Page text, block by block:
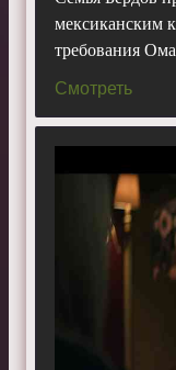
мексиканским
требования
Смотреть